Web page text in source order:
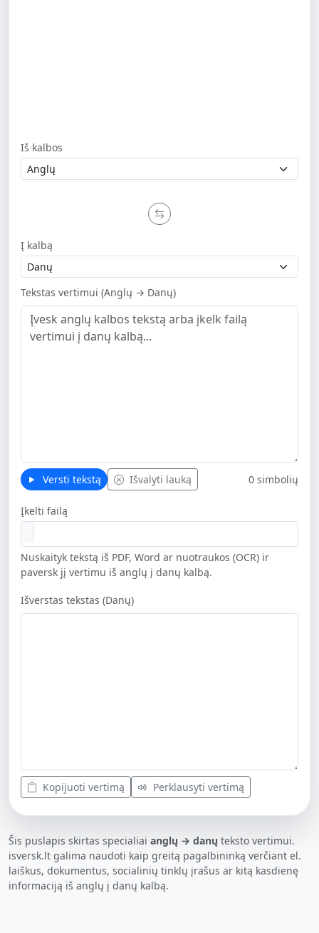
Iš kalbos
Į kalbą
Tekstas vertimui (Anglų → Danų)
Versti tekstą Išvalyti lauką 0 simbolių
Įkelti failą
Nuskaityk tekstą iš PDF, Word ar nuotraukos (OCR) ir
paversk jį vertimu iš anglų į danų kalbą.
Išverstas tekstas (Danų)
Kopijuoti vertimą Perklausyti vertimą
Šis puslapis skirtas specialiai anglų → danų teksto vertimui.
isversk.lt galima naudoti kaip greitą pagalbininką verčiant el.
laiškus, dokumentus, socialinių tinklų įrašus ar kitą kasdienę
informaciją iš anglų į danų kalbą.